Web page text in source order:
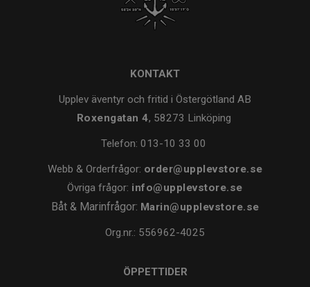
KONTAKT
Upplev äventyr och fritid i Östergötland AB
Roxengatan 4, 58273 Linköping
Telefon: 013-10 33 00
Webb & Orderfrågor: order@upplevstore.se
Övriga frågor: info@upplevstore.se
Båt & Marinfrågor: Marin@upplevstore.se
Org.nr.: 556962-4025
ÖPPETTIDER